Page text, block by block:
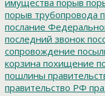
порыв трубопровода
послание
последний звонок
сопровождение
корзина похищение
пошлины
правительство РФ